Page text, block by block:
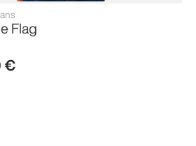
Flag
€